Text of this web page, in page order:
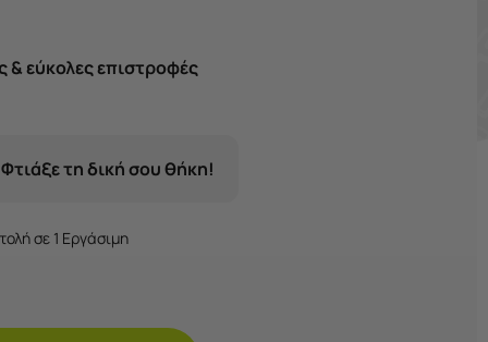
εύκολες επιστροφές
τη δική σου θήκη!
σε 1 Εργάσιμη